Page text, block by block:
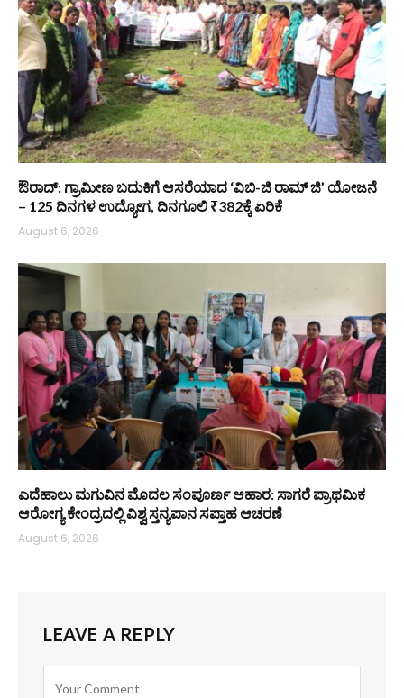
ಔರಾದ್: ಗ್ರಾಮೀಣ ಬದುಕಿಗೆ ಆಸರೆಯಾದ ‘ವಿಬಿ-ಜಿ ರಾಮ್ ಜಿ’ ಯೋಜನೆ
– 125 ದಿನಗಳ ಉದ್ಯೋಗ, ದಿನಗೂಲಿ ₹382ಕ್ಕೆ ಏರಿಕೆ
August 6, 2026
ಎದೆಹಾಲು ಮಗುವಿನ ಮೊದಲ ಸಂಪೂರ್ಣ ಆಹಾರ: ಸಾಗರೆ ಪ್ರಾಥಮಿಕ
ಆರೋಗ್ಯ ಕೇಂದ್ರದಲ್ಲಿ ವಿಶ್ವ ಸ್ತನ್ಯಪಾನ ಸಪ್ತಾಹ ಆಚರಣೆ
August 6, 2026
LEAVE A REPLY